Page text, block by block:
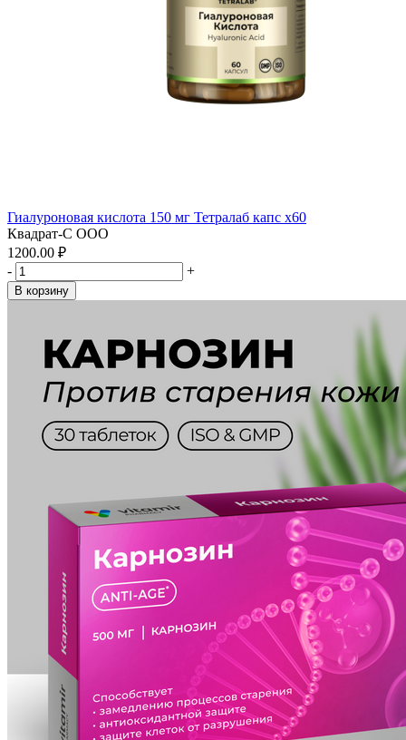
Гиалуроновая кислота 150 мг Тетралаб капс x60
Квадрат-С ООО
1200.00 ₽
-
+
В корзину